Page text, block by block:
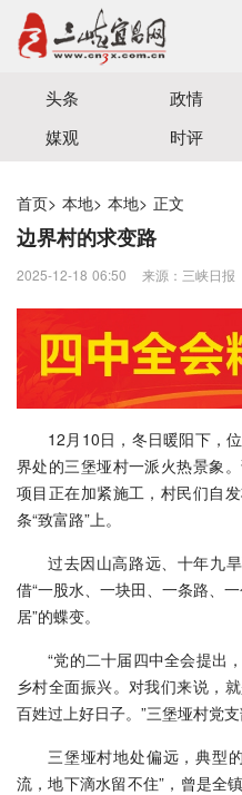
宜昌三峡融媒体中心主办
头条 政情
媒观
时评
首页> 本地> 本地> 正文
边界村的求变路
2025-12-18 06:50 来源：三峡日报
12月10日，冬日暖阳下，
界处的三堡垭村一派火热景象
项目正在加紧施工，村民们自
条“致富路”上。
过去因山高路远、十年九
借“一股水、一块田、一条路、
居”的蝶变。
“党的二十届四中全会提出
乡村全面振兴。对我们来说，
百姓过上好日子。”三堡垭村党支
三堡垭村地处偏远，典型
流，地下滴水留不住”，曾是全